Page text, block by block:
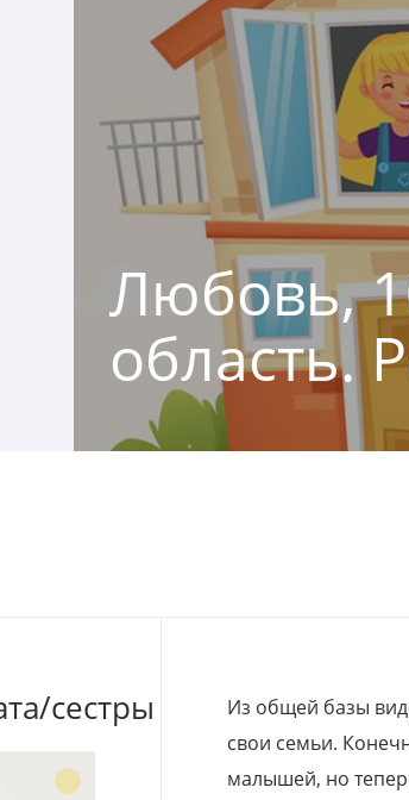
Любовь,
область.
сестры
Из общей базы
свои семьи.
малышей, но